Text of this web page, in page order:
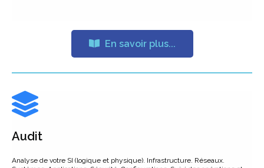
En savoir plus...
Audit
Analyse de votre SI (logique et physique). Infrastructure. Réseaux.